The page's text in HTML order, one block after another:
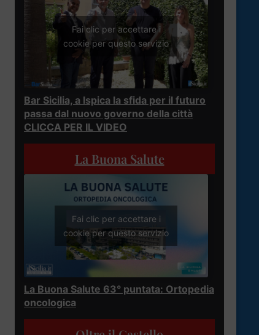
Fai clic per accettare i
cookie per questo servizio
Bar Sicilia, a Ispica la sfida per il futuro
passa dal nuovo governo della città
CLICCA PER IL VIDEO
La Buona Salute
Fai clic per accettare i
cookie per questo servizio
La Buona Salute 63° puntata: Ortopedia
oncologica